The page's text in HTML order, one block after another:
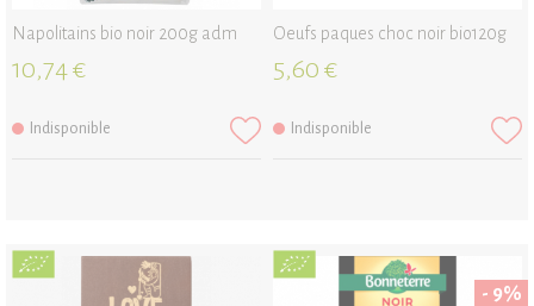
Napolitains bio noir 200g adm
10,74 €
Indisponible
Oeufs paques choc noir bio120g
5,60 €
Indisponible
- 9%